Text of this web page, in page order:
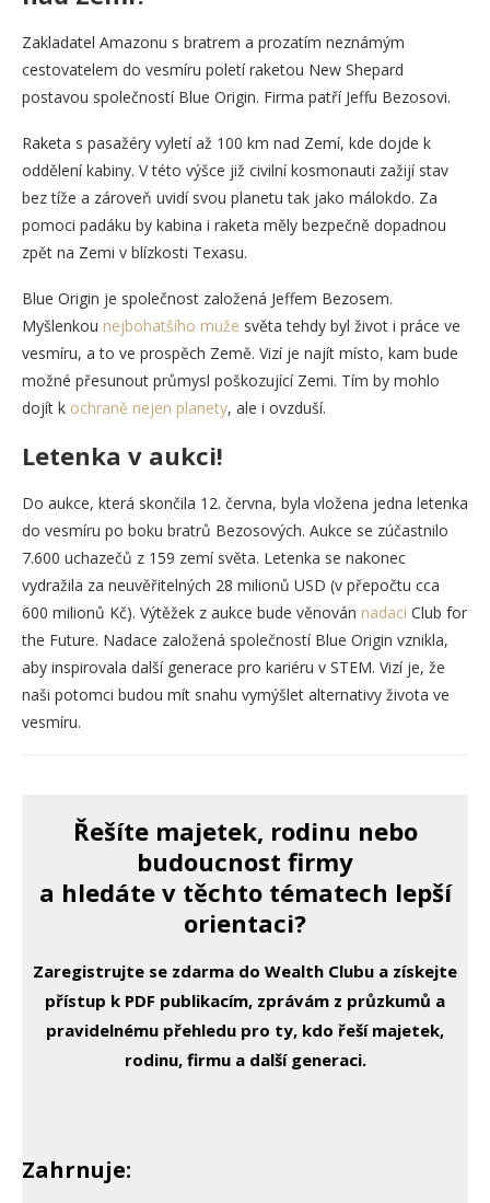
Zakladatel Amazonu s bratrem a prozatím neznámým
cestovatelem do vesmíru poletí raketou New Shepard
postavou společností Blue Origin. Firma patří Jeffu Bezosovi.
Raketa s pasažéry vyletí až 100 km nad Zemí, kde dojde k
oddělení kabiny. V této výšce již civilní kosmonauti zažijí stav
bez tíže a zároveň uvidí svou planetu tak jako málokdo. Za
pomoci padáku by kabina i raketa měly bezpečně dopadnou
zpět na Zemi v blízkosti Texasu.
Blue Origin je společnost založená Jeffem Bezosem.
Myšlenkou nejbohatšího muže světa tehdy byl život i práce ve
vesmíru, a to ve prospěch Země. Vizí je najít místo, kam bude
možné přesunout průmysl poškozující Zemi. Tím by mohlo
dojít k ochraně nejen planety, ale i ovzduší.
Letenka v aukci!
Do aukce, která skončila 12. června, byla vložena jedna letenka
do vesmíru po boku bratrů Bezosových. Aukce se zúčastnilo
7.600 uchazečů z 159 zemí světa. Letenka se nakonec
vydražila za neuvěřitelných 28 milionů USD (v přepočtu cca
600 milionů Kč). Výtěžek z aukce bude věnován nadaci Club for
the Future. Nadace založená společností Blue Origin vznikla,
aby inspirovala další generace pro kariéru v STEM. Vizí je, že
naši potomci budou mít snahu vymýšlet alternativy života ve
vesmíru.
Řešíte majetek, rodinu nebo
budoucnost firmy
a hledáte v těchto tématech lepší
orientaci?
Zaregistrujte se zdarma do Wealth Clubu a získejte
přístup k PDF publikacím, zprávám z průzkumů a
pravidelnému přehledu pro ty, kdo řeší majetek,
rodinu, firmu a další generaci.
Zahrnuje: